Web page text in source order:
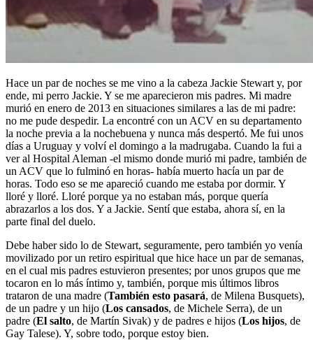
Hace un par de noches se me vino a la cabeza Jackie Stewart y, por
ende, mi perro Jackie. Y se me aparecieron mis padres. Mi madre
murió en enero de 2013 en situaciones similares a las de mi padre:
no me pude despedir. La encontré con un ACV en su departamento
la noche previa a la nochebuena y nunca más despertó. Me fui unos
días a Uruguay y volví el domingo a la madrugaba. Cuando la fui a
ver al Hospital Aleman -el mismo donde murió mi padre, también de
un ACV que lo fulminó en horas- había muerto hacía un par de
horas. Todo eso se me apareció cuando me estaba por dormir. Y
lloré y lloré. Lloré porque ya no estaban más, porque quería
abrazarlos a los dos. Y a Jackie. Sentí que estaba, ahora sí, en la
parte final del duelo.
Debe haber sido lo de Stewart, seguramente, pero también yo venía
movilizado por un retiro espiritual que hice hace un par de semanas,
en el cual mis padres estuvieron presentes; por unos grupos que me
tocaron en lo más íntimo y, también, porque mis últimos libros
trataron de una madre (También esto pasará, de Milena Busquets),
de un padre y un hijo (Los cansados, de Michele Serra), de un
padre (El salto, de Martín Sivak) y de padres e hijos (Los hijos, de
Gay Talese). Y, sobre todo, porque estoy bien.